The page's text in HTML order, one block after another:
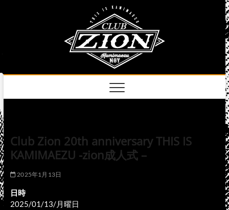
Club Zion 20th anniversary THIS IS
KAMIMAEZU -zion成人式 –
2025年1月13日
日時
2025/01/13/月曜日